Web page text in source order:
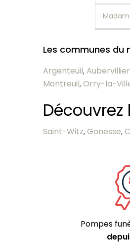
Les communes
Argenteuil,
Montreuil, Orry-la-
Saint-Witz, Gonesse,
Pompes